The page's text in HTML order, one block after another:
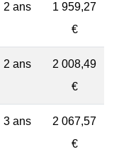
2 ans
1 959,27
€
2 ans
2 008,49
€
3 ans
2 067,57
€